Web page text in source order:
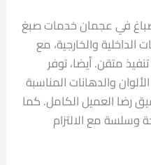
في عجمان خدمات صبغ
الداخلية والخارجية، مع
متقن. أيضا، توفر
والدهانات المناسبة
رضا العميل الكامل. كما
وسلسة مع الالتزام